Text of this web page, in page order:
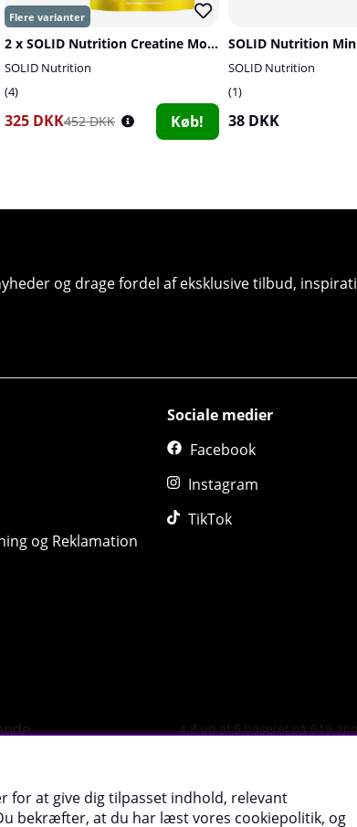
2 x SOLID Nutrition Creatine Monohydrate, 400 g
SOLID Nutrition
4
325 DKK452 DKK Køb!
SOLID Nutrition
1
38 DKK
og drage fordel af eksklusive tilbud,
og Reklamation
Sociale medier
Facebook
Instagram
TikTok
for at give dig tilpasset indhold, relevant
bekræfter, at du har læst vores cookiepolitik, og